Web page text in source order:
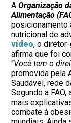
AOrganização
Alimentação
posicionamento
nutricional de
vídeo, o
afirma que foi
“Você tem o
promovida pela
Saudável, rede
Segundo a
mais
combate à